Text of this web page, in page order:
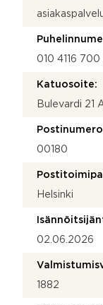
010 4116
Katuosoite:
Bulevardi 21
00180
Helsinki
02.06.2026
1882